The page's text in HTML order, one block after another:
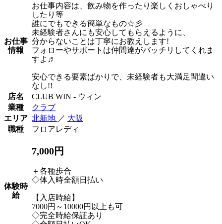
お仕事
情報
お仕事内容は、飲み物を作ったり楽しくおしゃべり
したり等
誰にでもできる簡単なもの☆彡
未経験者さんにも安心してもらえるように、
分からないことは丁寧にお教えします!
フォローやサポートは仲間達がバッチリしてくれま
すよ♬
安心できる要素ばかりで、未経験者も大満足間違い
なし!!
店名
CLUB WIN - ウィン
業種
クラブ
エリア 北新地 ／ 大阪
職種
フロアレディ
体験時
給
7,000円
＋各種歩合
◇体入時全額日払い
【入店時給】
7000円～10000円以上も可
◇完全時給保証あり